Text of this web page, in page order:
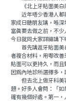
《北上牙貼面美白
近年唔少香港人都
家成日聽朋友講，喺深
當真要去做之前，不
今日就同大家詳細講下
首先講返牙貼面美
者複合材料，用嚟改善
貼面可以更持久，而且
因爲內地診所選擇多，
但去北上做牙科美容
題。好多人會問：「
確有幾個好處。第一，